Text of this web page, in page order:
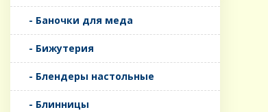
- Баночки для меда
- Бижутерия
- Блендеры настольные
- Блинницы